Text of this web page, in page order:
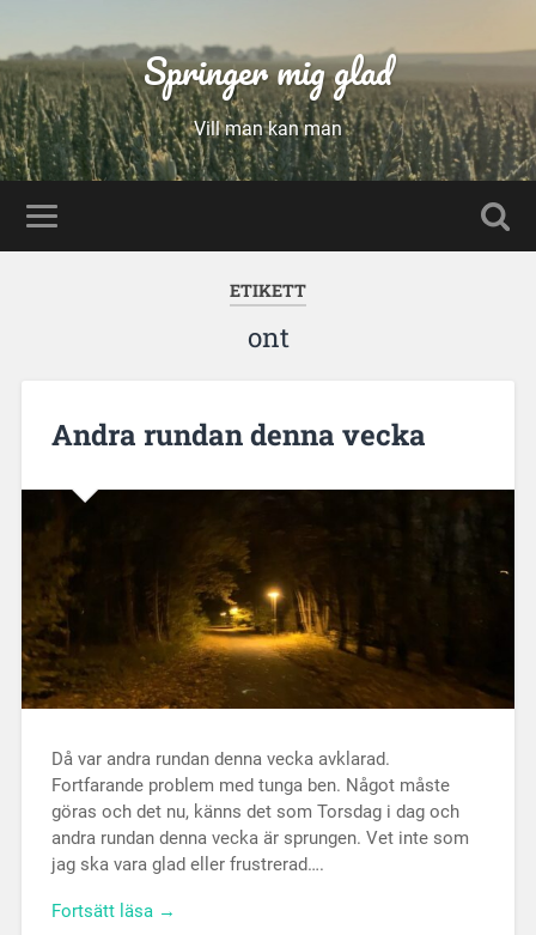
Springer mig glad
Vill man kan man
ETIKETT
ont
Andra rundan denna vecka
Då var andra rundan denna vecka avklarad.
Fortfarande problem med tunga ben. Något måste
göras och det nu, känns det som Torsdag i dag och
andra rundan denna vecka är sprungen. Vet inte som
jag ska vara glad eller frustrerad….
Fortsätt läsa →